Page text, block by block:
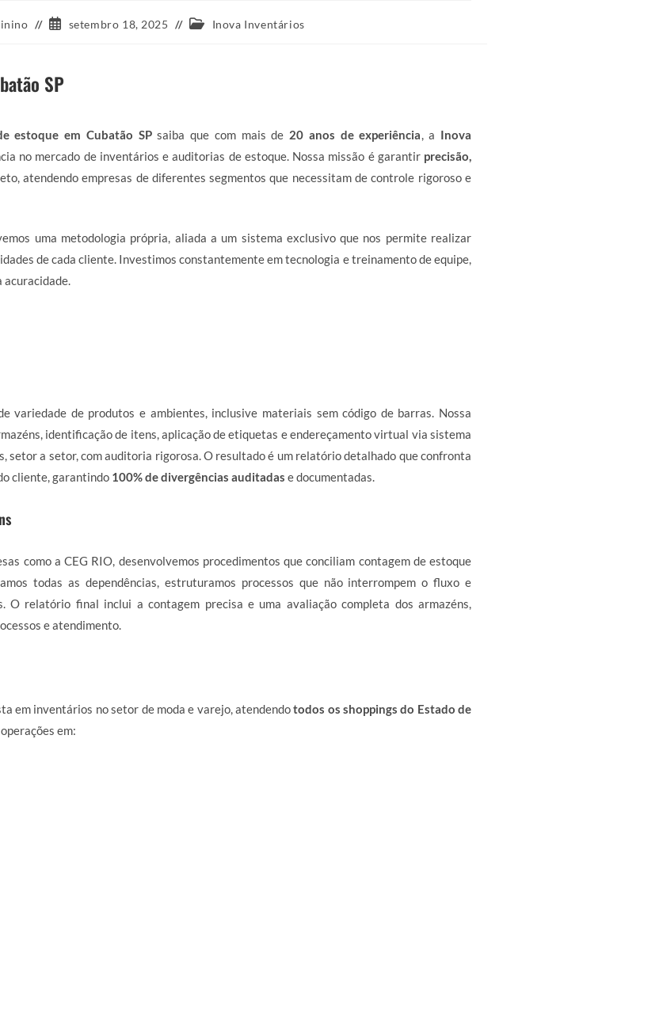
Postsetembro 18, 2025
Categoria
Inova Inventários
SP
estoque em Cubatão SPsaiba que com mais de 20 anos de experiência , a Inova
no mercado de inventários e auditorias de estoque. Nossa missão é garantir precisão,
atendendo empresas de diferentes segmentos que necessitam de controle rigoroso e
uma metodologia própria, aliada a um sistema exclusivo que nos permite realizar
de cada cliente. Investimos constantemente em tecnologia e treinamento de equipe,
acuracidade.
variedade de produtos e ambientes, inclusive materiais sem código de barras. Nossa
identificação de itens, aplicação de etiquetas e endereçamento virtual via sistema
setor a setor, com auditoria rigorosa. O resultado é um relatório detalhado que confronta
cliente, garantindo 100% de divergências auditadas e documentadas.
como a CEG RIO, desenvolvemos procedimentos que conciliam contagem de estoque
todas as dependências, estruturamos processos que não interrompem o fluxo e
O relatório final inclui a contagem precisa e uma avaliação completa dos armazéns,
e atendimento.
em inventários no setor de moda e varejo, atendendotodos os shoppings do Estado de
em: